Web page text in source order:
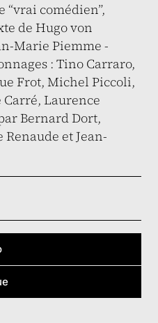
“vrai comédien”,
de Hugo von
Marie Piemme -
: Tino Carraro,
Frot, Michel Piccoli,
Laurence
Bernard Dort,
et Jean-